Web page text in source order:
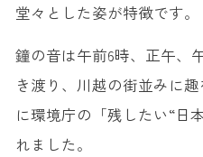
堂々とした姿が特徴です。
鐘の音は午前6時、正午、
き渡り、川越の街並みに
に環境庁の「残したい“日
れました。